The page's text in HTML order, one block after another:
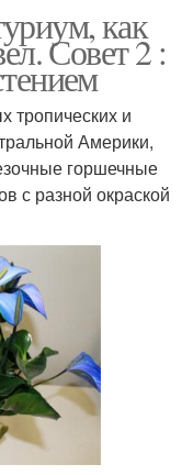
как
Совет 2 :
тропических и
Америки,
горшечные
с разной окраской